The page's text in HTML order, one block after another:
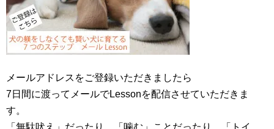
メールアドレスをご登録いただきましたら
7日間に渡ってメールでLessonを配信させていただきま
す。
「無駄吠え」だったり、「噛む」ことだったり、「トイ